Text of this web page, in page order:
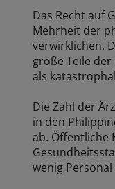
Das Recht auf
Mehrheit der
verwirklichen.
große Teile
als
Die Zahl der
in den
ab. Öffentliche
wenig